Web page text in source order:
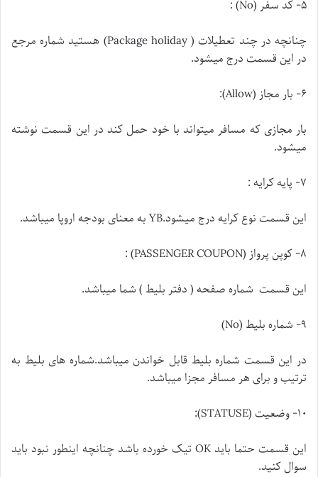
۵- کد سفر (No) :
چنانچه در چند تعطیلات ( Package holiday) هستید شماره مرجع
در این قسمت درج میشود.
۶- بار مجاز (Allow):
بار مجازی که مسافر میتواند با خود حمل کند در این قسمت نوشته
میشود.
۷- پایه کرایه :
این قسمت نوع کرایه درج میشود.YB به معنای بودجه اروپا میباشد.
۸- کوپن پرواز (PASSENGER COUPON) :
این قسمت شماره صفحه ( دفتر بلیط ) شما میباشد.
۹- شماره بلیط (No)
در این قسمت شماره بلیط قابل خواندن میباشد.شماره های بلیط به
ترتیب و برای هر مسافر مجزا میباشد.
۱۰- وضعیت (STATUSE):
این قسمت حتما باید OK تیک خورده باشد چنانچه اینطور نبود باید
سوال کنید.